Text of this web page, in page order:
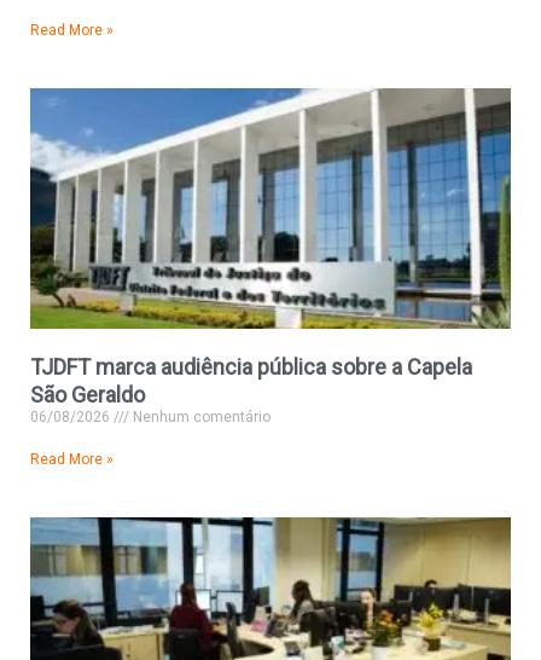
Read More »
TJDFT marca audiência pública sobre a Capela
São Geraldo
06/08/2026 Nenhum comentário
Read More »